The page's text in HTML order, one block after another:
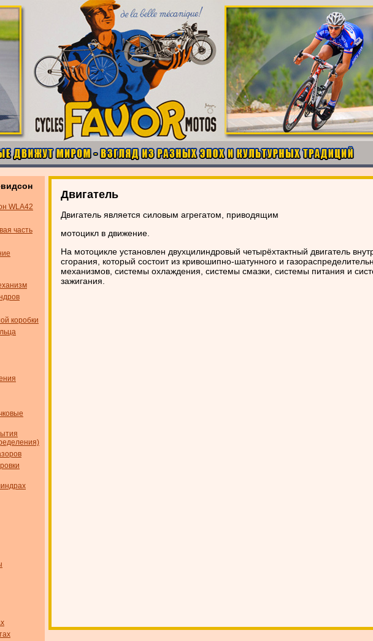
WLA42
часть
коробки
Двигатель
Двигатель является силовым агрегатом, приводящим
мотоцикл в движение.
На мотоцикле установлен двухцилиндровый четырёхтактный двигатель
сгорания, который состоит из кривошипно-шатунного и
механизмов, системы охлаждения, системы смазки, системы питания и
зажигания.